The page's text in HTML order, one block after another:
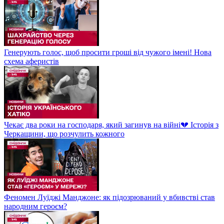
Генерують голос, щоб просити гроші від чужого імені! Нова
схема аферистів
Чекає два роки на господаря, який загинув на війні💔 Історія з
Черкащини, що розчулить кожного
Феномен Луїджі Манджоне: як підозрюваний у вбивстві став
народним героєм?